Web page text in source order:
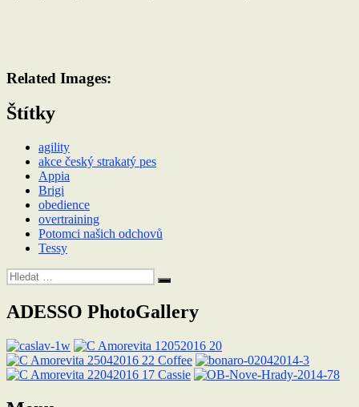
Related Images:
Štítky
agility
akce český strakatý pes
Appia
Brigi
obedience
overtraining
Potomci našich odchovů
Tessy
Hledat:
Hledání
ADESSO PhotoGallery